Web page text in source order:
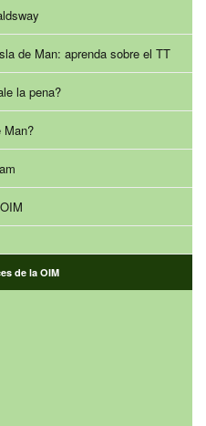
de Man: aprenda sobre el TT
la pena?
Man?
de la OIM